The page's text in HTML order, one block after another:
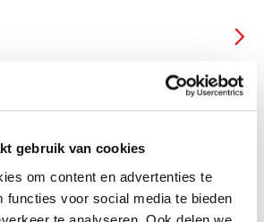
gebruik van cookies
om content en advertenties te
functies voor social media te bieden